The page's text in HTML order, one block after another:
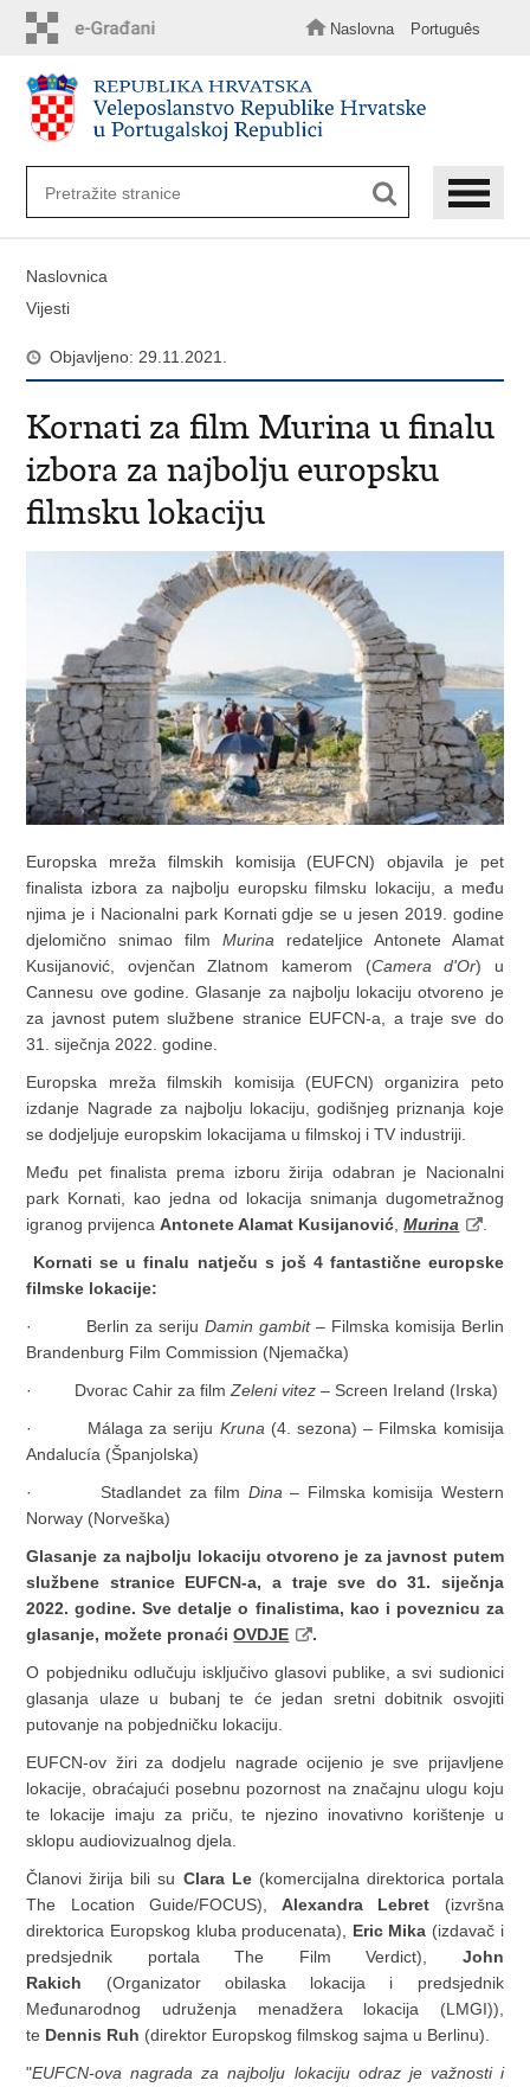
sadržaj
Naslovna Português
Naslovnica
Vijesti
Objavljeno: 29.11.2021.
Kornati za film Murina u finalu
izbora za najbolju europsku
filmsku lokaciju
Europska mreža filmskih komisija (EUFCN) objavila je pet
finalista izbora za najbolju europsku filmsku lokaciju, a među
njima je i Nacionalni park Kornati gdje se u jesen 2019. godine
djelomično snimao film Murina redateljice Antonete Alamat
Kusijanović, ovjenčan Zlatnom kamerom (Camera d'Or) u
Cannesu ove godine. Glasanje za najbolju lokaciju otvoreno je
za javnost putem službene stranice EUFCN-a, a traje sve do
31. siječnja 2022. godine.
Europska mreža filmskih komisija (EUFCN) organizira peto
izdanje Nagrade za najbolju lokaciju, godišnjeg priznanja koje
se dodjeljuje europskim lokacijama u filmskoj i TV industriji.
Među pet finalista prema izboru žirija odabran je Nacionalni
park Kornati, kao jedna od lokacija snimanja dugometražnog
igranog prvijencaAntonete Alamat Kusijanović ,Murina
Kornati se u finalu natječu s još 4 fantastične europske
filmske lokacije:
· Berlin za seriju Damin gambit– Filmska komisija Berlin
Brandenburg Film Commission (Njemačka)
· Dvorac Cahir za filmZeleni vitez – Screen Ireland (Irska)
· Málaga za seriju Kruna (4. sezona) – Filmska komisija
Andalucía (Španjolska)
· Stadlandet za film Dina – Filmska komisija Western
Norway (Norveška)
Glasanje za najbolju lokaciju otvoreno je za javnost putem
službene stranice EUFCN-a, a traje sve do 31. siječnja
2022. godine. Sve detalje o finalistima, kao i poveznicu za
glasanje, možete pronaćiOVDJE
.
O pobjedniku odlučuju isključivo glasovi publike, a svi sudionici
glasanja ulaze u bubanj te će jedan sretni dobitnik osvojiti
putovanje na pobjedničku lokaciju.
EUFCN-ov žiri za dodjelu nagrade ocijenio je sve prijavljene
lokacije, obraćajući posebnu pozornost na značajnu ulogu koju
te lokacije imaju za priču, te njezino inovativno korištenje u
sklopu audiovizualnog djela.
Članovi žirija bili su Clara Le(komercijalna direktorica portala
The Location Guide/FOCUS),Alexandra Lebret (izvršna
direktorica Europskog kluba producenata), Eric Mika (izdavač i
predsjednik portala The Film Verdict), John
Rakich (Organizator obilaska lokacija i predsjednik
Međunarodnog udruženja menadžera lokacija (LMGI)),
te Dennis Ruh (direktor Europskog filmskog sajma u Berlinu).
"EUFCN-ova nagrada za najbolju lokaciju odraz je važnosti i